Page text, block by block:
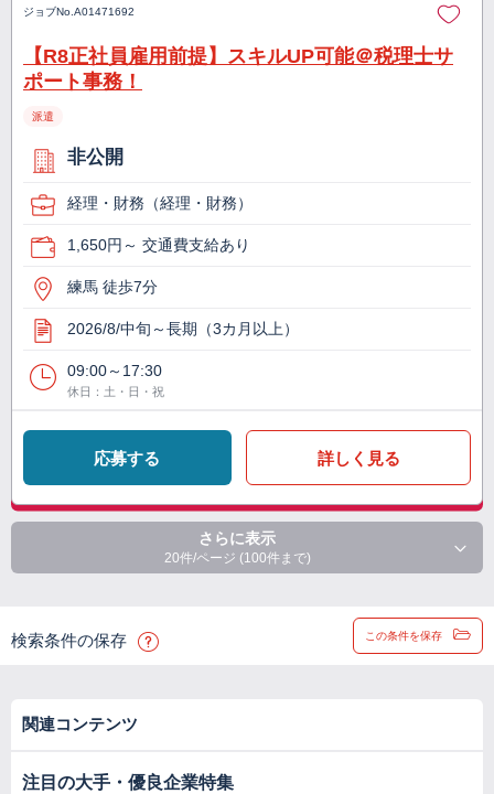
ジョブNo. A01471692
【R8正社員雇用前提】スキルUP可能＠税理士サ
ポート事務！
派遣
非公開
経理・財務（経理・財務）
1,650円～ 交通費支給あり
練馬 徒歩7分
2026/8/中旬～長期（3カ月以上）
09:00～17:30
休日：土・日・祝
応募する 詳しく見る
さらに表示
20件/ページ (100件まで)
検索条件の保存 この条件を保存
関連コンテンツ
注目の大手・優良企業特集